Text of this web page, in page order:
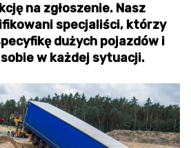
na zgłoszenie. Nasz
specjaliści, którzy
dużych pojazdów i
w każdej sytuacji.